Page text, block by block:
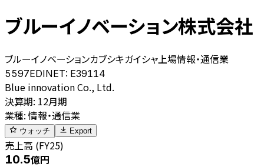
ブルーイノベーション株式会社
ブルーイノベーションカブシキガイシャ 上場情報・通信業
5597EDINET: E39114
Blue innovation Co., Ltd.
決算期: 12月期
業種: 情報・通信業
ウォッチ Export
売上高 (FY25)
10.5億円